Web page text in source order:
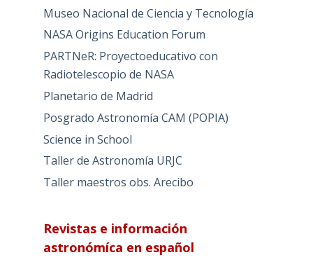
Museo Nacional de Ciencia y Tecnología
NASA Origins Education Forum
PARTNeR: Proyectoeducativo con
Radiotelescopio de NASA
Planetario de Madrid
Posgrado Astronomía CAM (POPIA)
Science in School
Taller de Astronomía URJC
Taller maestros obs. Arecibo
Revistas e información
astronómíca en español